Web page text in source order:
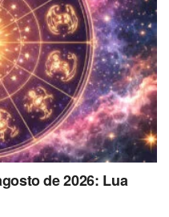
de 2026: Lua